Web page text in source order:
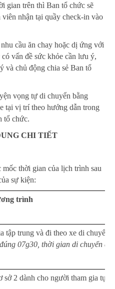
gian trên thì Ban tổ chức sẽ
nhận tại quầy check-in vào
cầu ăn chay hoặc dị ứng với
vấn đề sức khỏe cần lưu ý,
và chủ động chia sẻ Ban tổ
vọng tự di chuyển bằng
tại vị trí theo hướng dẫn trong
tổ chức.
CHI TIẾT
thời gian của lịch trình sau
sự kiện:
trình
tập trung và đi theo xe di chuyển
07g30, thời gian di chuyển
sở 2 dành cho người tham gia tự